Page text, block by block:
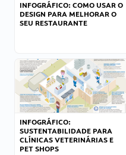
INFOGRÁFICO: COMO USAR O
DESIGN PARA MELHORAR O
SEU RESTAURANTE
INFOGRÁFICO:
SUSTENTABILIDADE PARA
CLÍNICAS VETERINÁRIAS E
PET SHOPS